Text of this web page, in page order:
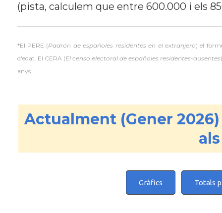
(pista, calculem que entre 600.000 i els
*El PERE (Padrón de españoles residentes en el extranjero) el
d'edat. El CERA (El censo electoral de españoles residentes-ausentes
anys.
Actualment (Gener
Gràfics Totals